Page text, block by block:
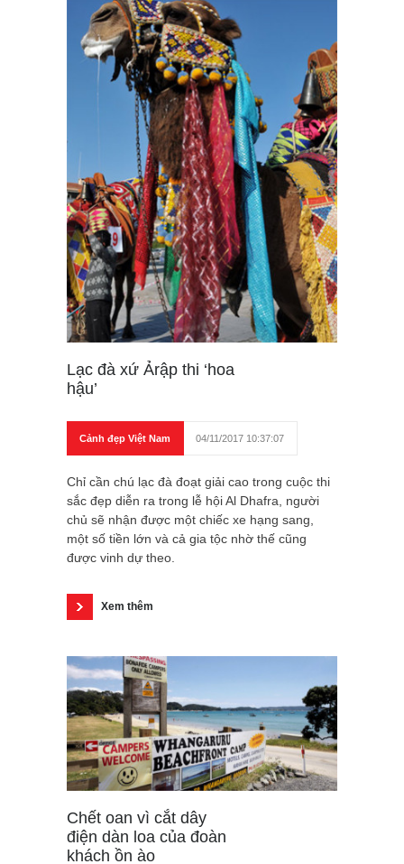
Lạc đà xứ Ảrập thi ‘hoa
hậu’
Cảnh đẹp Việt Nam 04/11/2017 10:37:07
Chỉ cần chú lạc đà đoạt giải cao trong cuộc thi
sắc đẹp diễn ra trong lễ hội Al Dhafra, người
chủ sẽ nhận được một chiếc xe hạng sang,
một số tiền lớn và cả gia tộc nhờ thế cũng
được vinh dự theo.
Xem thêm
Chết oan vì cắt dây
điện dàn loa của đoàn
khách ồn ào